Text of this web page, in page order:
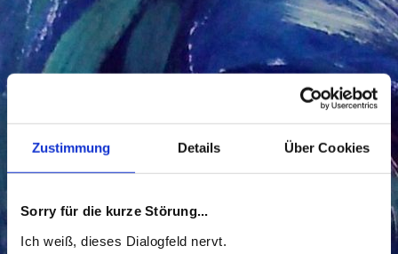
Zustimmung Details Über Cookies
Sorry für die kurze Störung...
Ich weiß, dieses Dialogfeld nervt.